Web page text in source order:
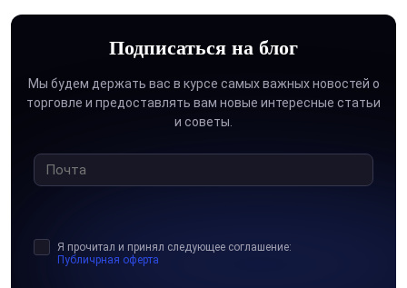
можете почерпнуть из статей на этой странице:
Стратегии индикаторов, которые включают в себя
инструменты технического анализа тренда и импульса
Торговые стратегии с японскими свечными
моделями;
Для кого предназначена эта страница с торговыми
Подписаться на блог
Мы будем держать вас в курсе самых важных новостей о
торговле и предоставлять вам новые интересные статьи
и советы.
Я прочитал и принял следующее соглашение:
Публичрная оферта